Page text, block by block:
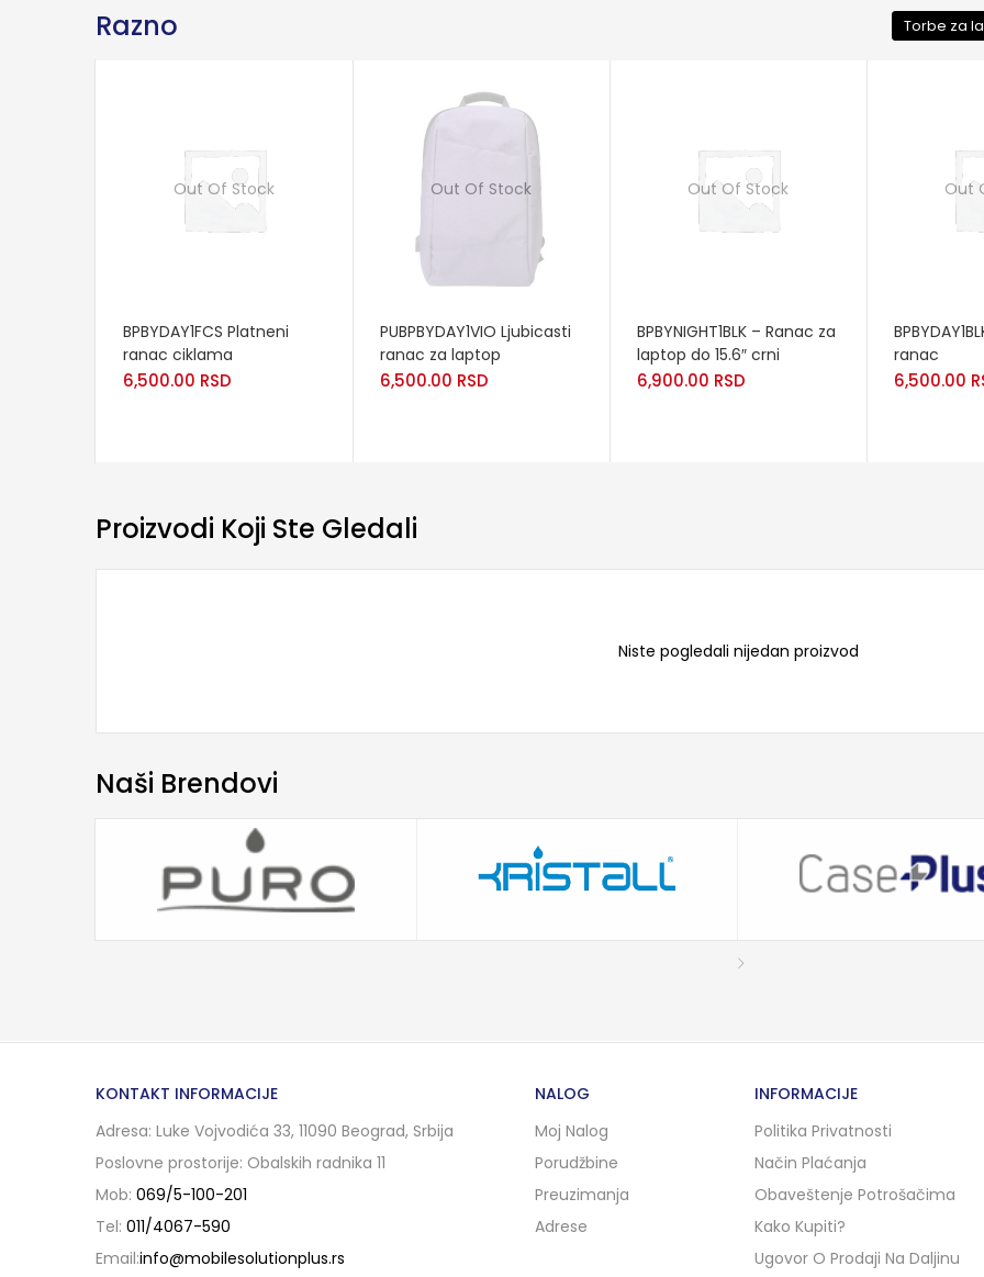
Razno Torbe za
Out Of Stock
BPBYDAY1FCS Platneni
ranac ciklama
6,500.00 RSD
Out Of Stock
PUBPBYDAY1VIO Ljubicasti
ranac za laptop
6,500.00 RSD
Out Of Stock
BPBYNIGHT1BLK – Ranac za
laptop do 15.6″ crni
6,900.00 RSD
Out
ranac
6,500.00
Proizvodi Koji Ste Gledali
Niste pogledali nijedan proizvod
Naši Brendovi
KONTAKT INFORMACIJE
Adresa: Luke Vojvodića 33, 11090 Beograd, Srbija
Poslovne prostorije: Obalskih radnika 11
Mob: 069/5-100-201
Tel: 011/4067-590
Email:info@mobilesolutionplus.rs
NALOG
Moj Nalog
Porudžbine
Preuzimanja
Adrese
INFORMACIJE
Politika Privatnosti
Način Plaćanja
Obaveštenje Potrošačima
Kako Kupiti?
Ugovor O Prodaji Na Daljinu